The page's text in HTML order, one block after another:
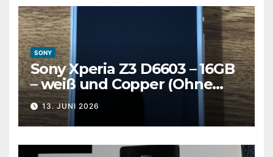
SONY
Sony Xperia Z3 D6603 – 16GB
– weiß und Copper (Ohne
Simlock) Smartphone
13. JUNI 2026